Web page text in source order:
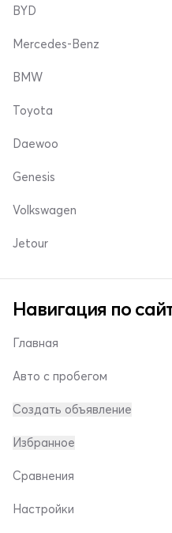
BYD
Mercedes-Benz
BMW
Toyota
Daewoo
Genesis
Volkswagen
Jetour
Навигация по
Главная
Авто с пробегом
Создать объявление
Избранное
Сравнения
Настройки